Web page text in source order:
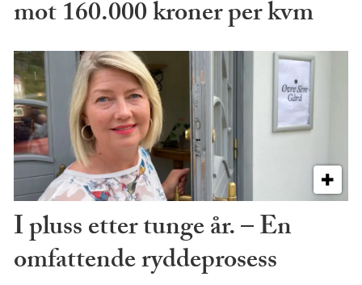
mot 160.000 kroner per kvm
I pluss etter tunge år. – En
omfattende ryddeprosess